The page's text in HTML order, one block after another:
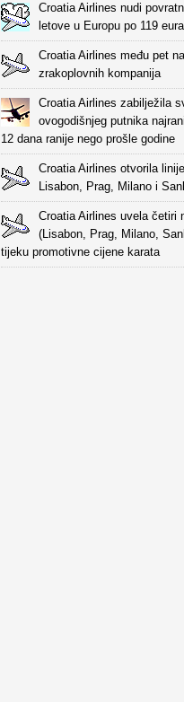
Croatia Airlines nudi
letove u Europu po 119 eura
Croatia Airlines među pet
zrakoplovnih kompanija
Croatia Airlines zabilježila
ovogodišnjeg putnika
12 dana ranije nego prošle godine
Croatia Airlines otvorila
Lisabon, Prag, Milano i
Croatia Airlines uvela četiri
(Lisabon, Prag, Milano,
tijeku promotivne cijene karata